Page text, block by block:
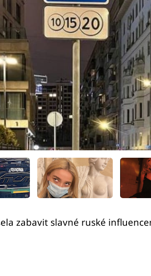
zabavit slavné ruské